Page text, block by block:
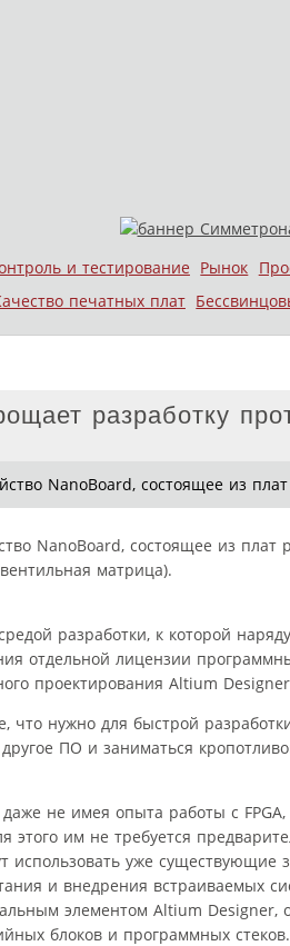
и тестирование Рынок
печатных плат
разработку
NanoBoard, состоящее из плат
NanoBoard, состоящее из плат
матрица).
разработки, к которой
отдельной лицензии
проектирования Altium
что нужно для быстрой
ПО и заниматься
не имея опыта работы с FPGA,
им не требуется
использовать уже существующие
и внедрения встраиваемых
элементом Altium Designer,
блоков и программных